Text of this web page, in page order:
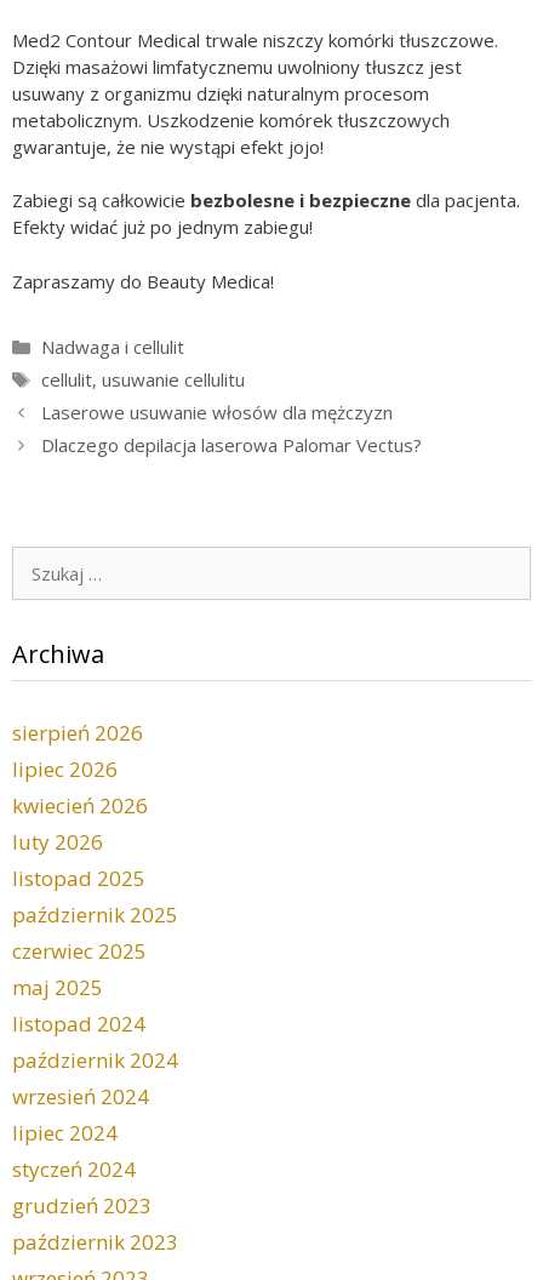
Med2 Contour Medical trwale niszczy komórki tłuszczowe.
Dzięki masażowi limfatycznemu uwolniony tłuszcz jest
usuwany z organizmu dzięki naturalnym procesom
metabolicznym. Uszkodzenie komórek tłuszczowych
gwarantuje, że nie wystąpi efekt jojo!
Zabiegi są całkowicie bezbolesne i bezpieczne dla pacjenta.
Efekty widać już po jednym zabiegu!
Zapraszamy do Beauty Medica!
Kategorie
Nadwaga i cellulit
Tagi
cellulit, usuwanie cellulitu
Laserowe usuwanie włosów dla mężczyzn
Dlaczego depilacja laserowa Palomar Vectus?
Szukaj:
Archiwa
sierpień 2026
lipiec 2026
kwiecień 2026
luty 2026
listopad 2025
październik 2025
czerwiec 2025
maj 2025
listopad 2024
październik 2024
wrzesień 2024
lipiec 2024
styczeń 2024
grudzień 2023
październik 2023